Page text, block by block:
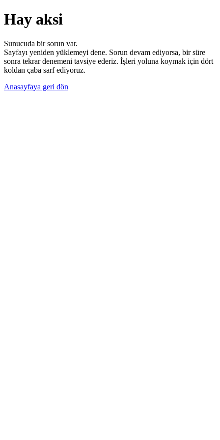
Hay aksi
Sunucuda bir sorun var.
Sayfayı yeniden yüklemeyi dene. Sorun devam ediyorsa, bir süre
sonra tekrar denemeni tavsiye ederiz. İşleri yoluna koymak için dört
koldan çaba sarf ediyoruz.
Anasayfaya geri dön